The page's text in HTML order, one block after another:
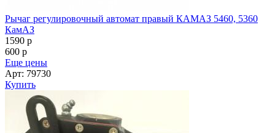
Рычаг регулировочный автомат правый КАМАЗ 5460, 5360
КамАЗ
1590 p
600 p
Еще цены
Арт: 79730
Купить